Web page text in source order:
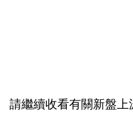
請繼續收看有關新盤上